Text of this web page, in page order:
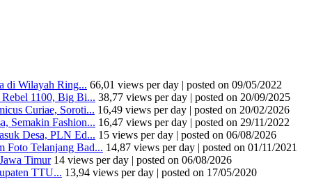
di Wilayah Ring... 66,01 views per day | posted on 09/05/2022
1100, Big Bi... 38,77 views per day | posted on 20/09/2025
Curiae, Soroti... 16,49 views per day | posted on 20/02/2026
Semakin Fashion... 16,47 views per day | posted on 29/11/2022
Desa, PLN Ed... 15 views per day | posted on 06/08/2026
Foto Telanjang Bad... 14,87 views per day | posted on 01/11/2021
Timur 14 views per day | posted on 06/08/2026
TTU... 13,94 views per day | posted on 17/05/2020